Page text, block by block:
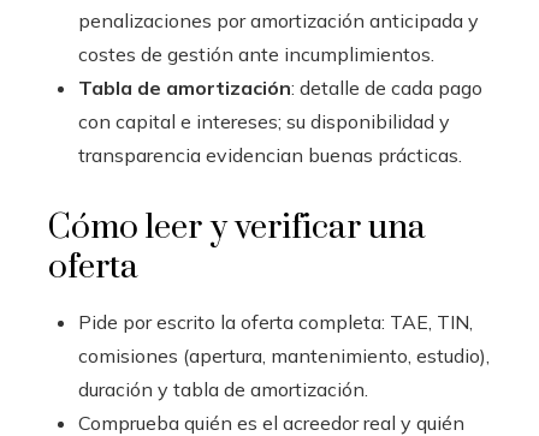
penalizaciones por amortización anticipada y
costes de gestión ante incumplimientos.
Tabla de amortización: detalle de cada pago
con capital e intereses; su disponibilidad y
transparencia evidencian buenas prácticas.
Cómo leer y verificar una
oferta
Pide por escrito la oferta completa: TAE, TIN,
comisiones (apertura, mantenimiento, estudio),
duración y tabla de amortización.
Comprueba quién es el acreedor real y quién